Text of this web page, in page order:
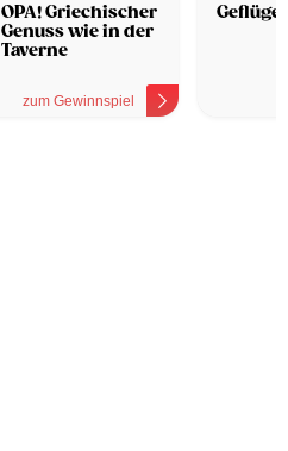
OPA! Griechischer
Genuss wie in der
Taverne
zum Gewinnspiel